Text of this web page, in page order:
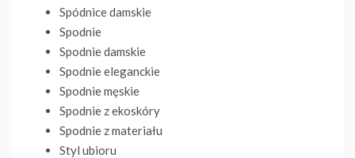
Spódnice damskie
Spodnie
Spodnie damskie
Spodnie eleganckie
Spodnie męskie
Spodnie z ekoskóry
Spodnie z materiału
Styl ubioru